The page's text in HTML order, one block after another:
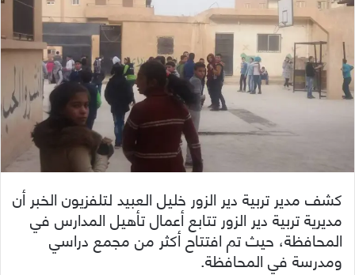
كشف مدير تربية دير الزور خليل العبيد لتلفزيون الخبر أن
مديرية تربية دير الزور تتابع أعمال تأهيل المدارس في
المحافظة، حيث تم افتتاح أكثر من مجمع دراسي
ومدرسة في المحافظة.